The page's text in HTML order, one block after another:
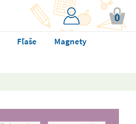
0
Fľaše
Magnety